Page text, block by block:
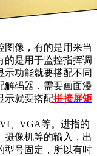
图像，有的是用来当
的是用于监控指挥调
示功能就要搭配不同
解码器，需要画面漫
示就要搭配拼接屏矩
、VGA等。进指的
摄像机等的输入，出
型号固定，所以有时